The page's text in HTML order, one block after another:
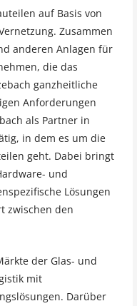
auf Basis von
Zusammen
anderen Anlagen für
die das
ganzheitliche
Anforderungen
als Partner in
in dem es um die
geht. Dabei bringt
und
Lösungen
zwischen den
der Glas- und
mit
Darüber